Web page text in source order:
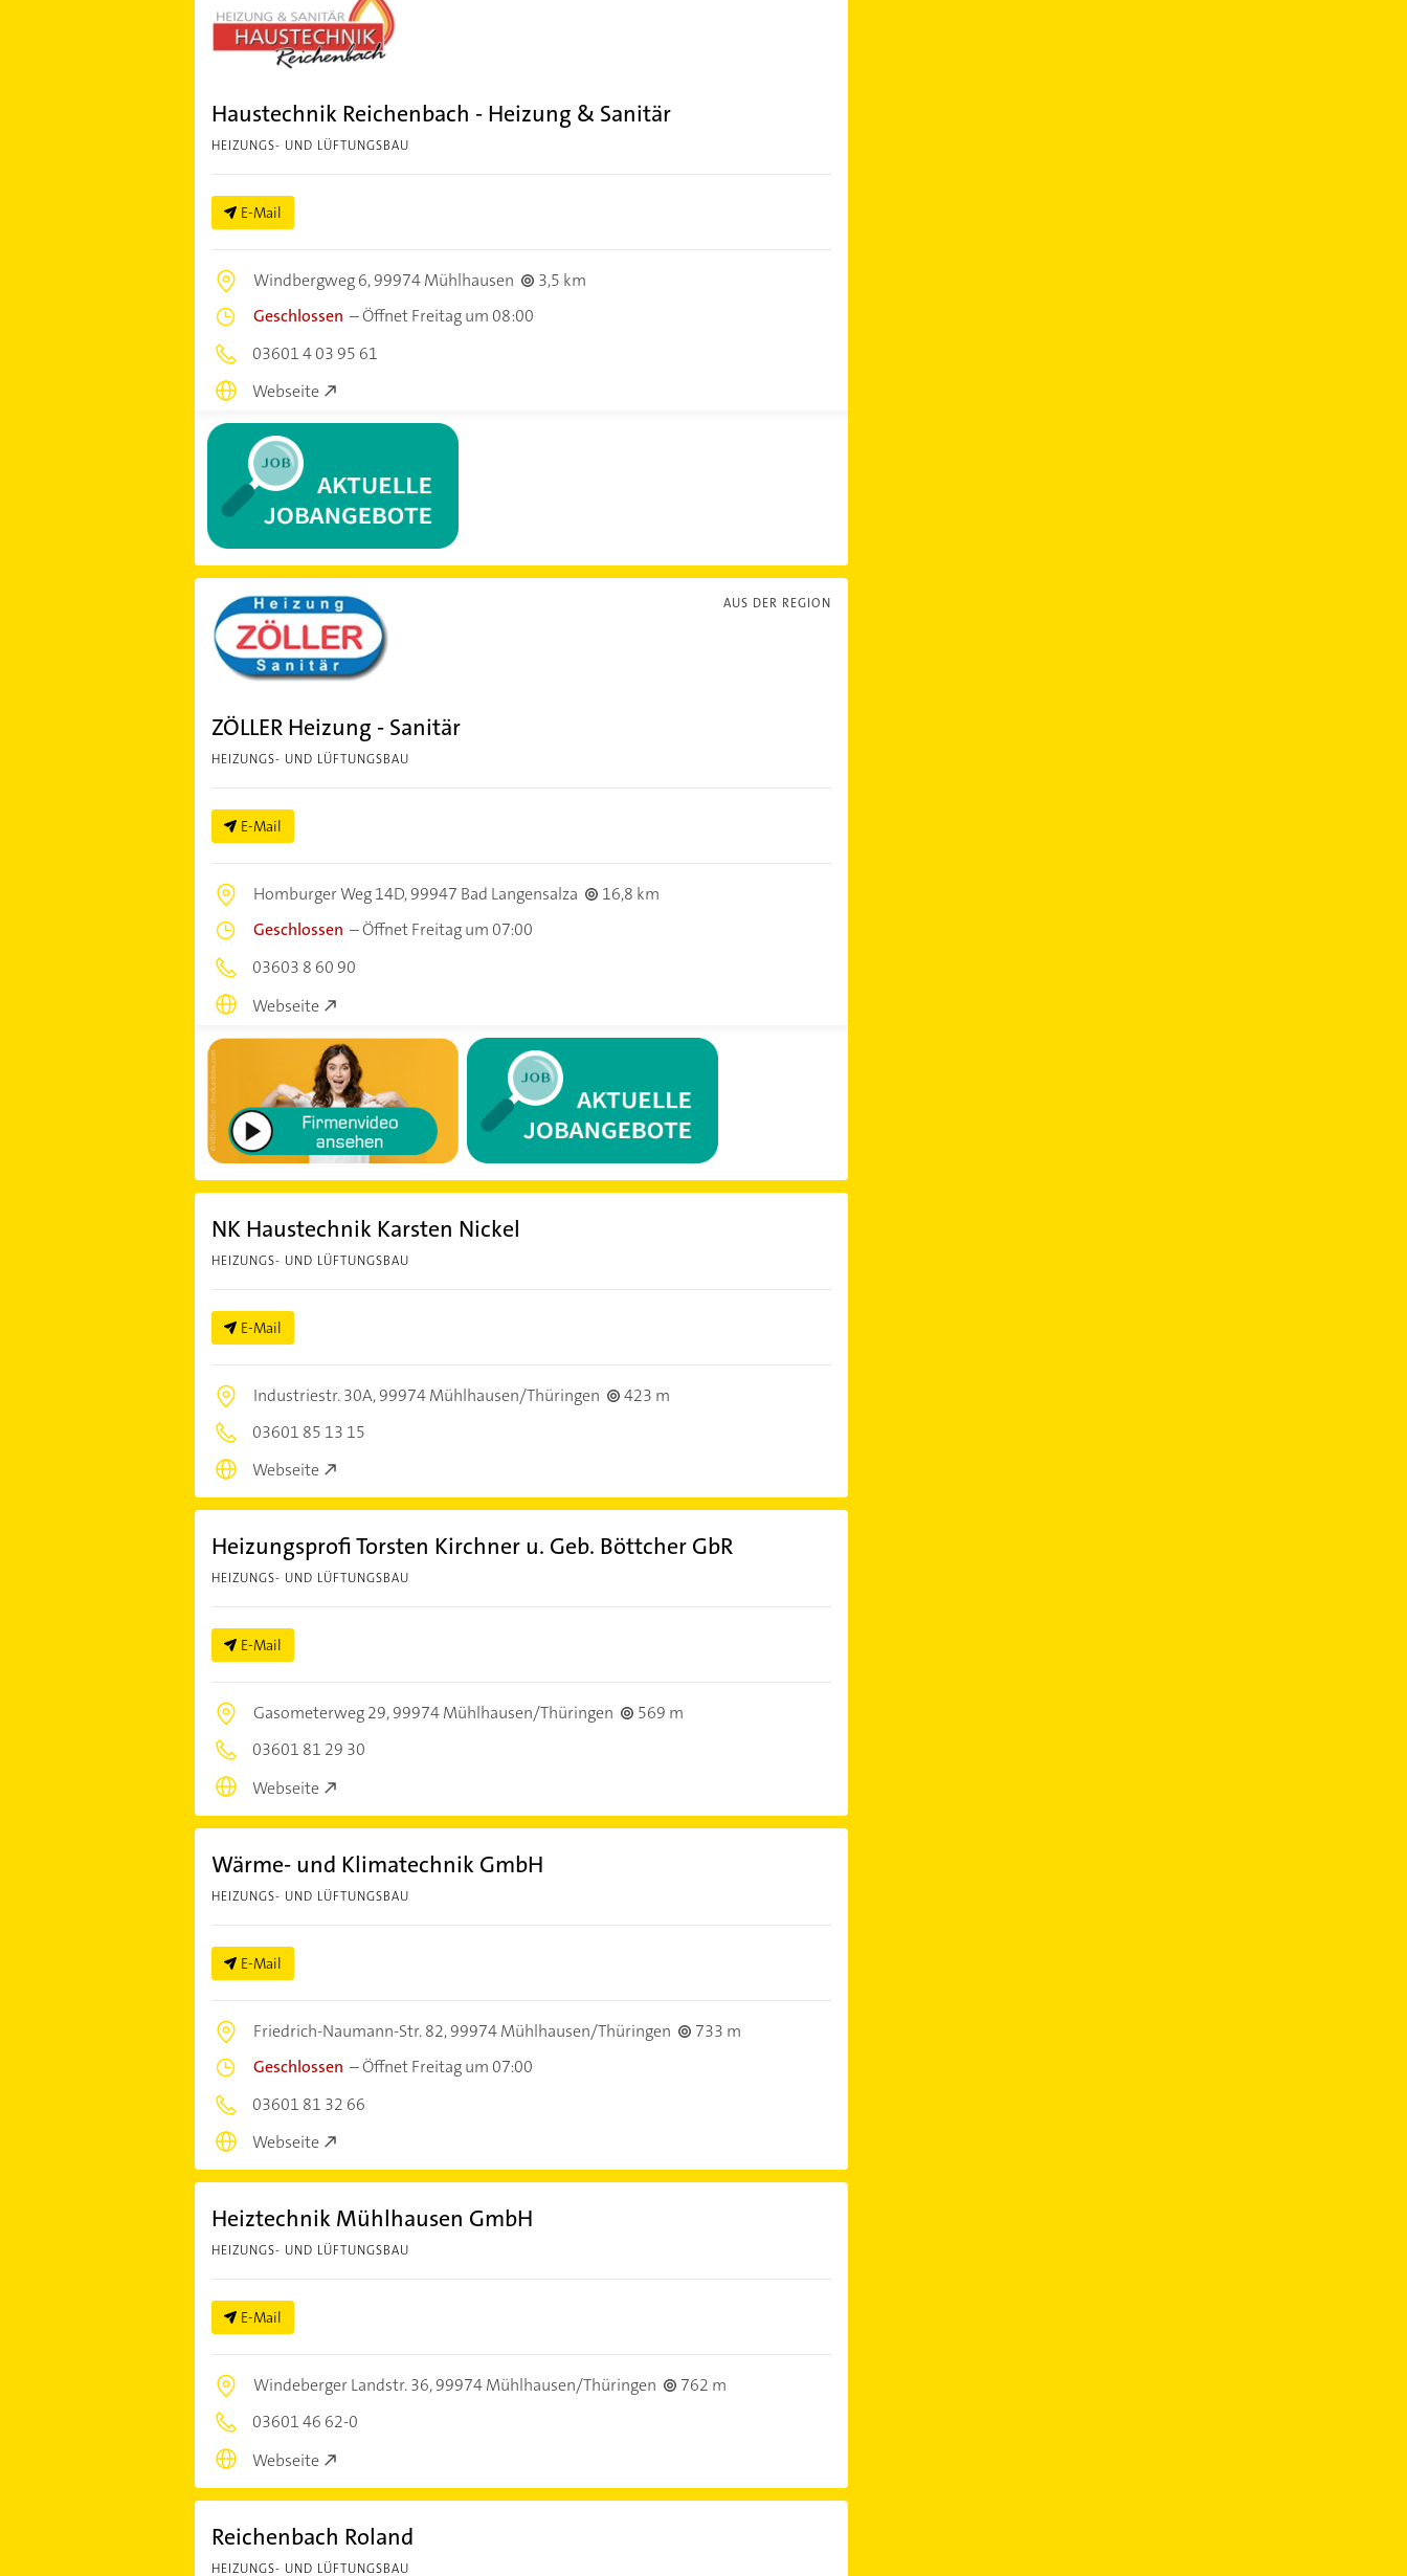
Haustechnik Reichenbach - Heizung & Sanitär
HEIZUNGS- UND LÜFTUNGSBAU
E-Mail
Windbergweg 6,99974 Mühlhausen
3,5 km
Geschlossen –Öffnet Freitag um 08:00
03601 4 03 95 61
Webseite
AUS DER REGION
ZÖLLER Heizung - Sanitär
HEIZUNGS- UND LÜFTUNGSBAU
E-Mail
Homburger Weg 14D,99947 Bad Langensalza
16,8 km
Geschlossen –Öffnet Freitag um 07:00
03603 8 60 90
Webseite
NK Haustechnik Karsten Nickel
HEIZUNGS- UND LÜFTUNGSBAU
E-Mail
Industriestr. 30A,99974 Mühlhausen/Thüringen
423 m
03601 85 13 15
Webseite
Heizungsprofi Torsten Kirchner u. Geb. Böttcher GbR
HEIZUNGS- UND LÜFTUNGSBAU
E-Mail
Gasometerweg 29,99974 Mühlhausen/Thüringen
569 m
03601 81 29 30
Webseite
Wärme- und Klimatechnik GmbH
HEIZUNGS- UND LÜFTUNGSBAU
E-Mail
Friedrich-Naumann-Str. 82,99974 Mühlhausen/Thüringen
733 m
Geschlossen –Öffnet Freitag um 07:00
03601 81 32 66
Webseite
Heiztechnik Mühlhausen GmbH
HEIZUNGS- UND LÜFTUNGSBAU
E-Mail
Windeberger Landstr. 36,99974 Mühlhausen/Thüringen
762 m
03601 46 62-0
Webseite
Reichenbach Roland
HEIZUNGS- UND LÜFTUNGSBAU